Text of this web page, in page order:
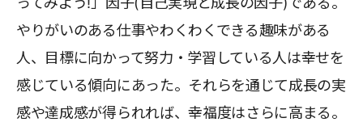
やりがいのある仕事やわくわくできる趣味がある
人、目標に向かって努力・学習している人は幸せを
感じている傾向にあった。それらを通じて成長の実
感や達成感が得られれば、幸福度はさらに高まる。